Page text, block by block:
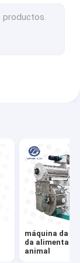
máquina da
da
animal